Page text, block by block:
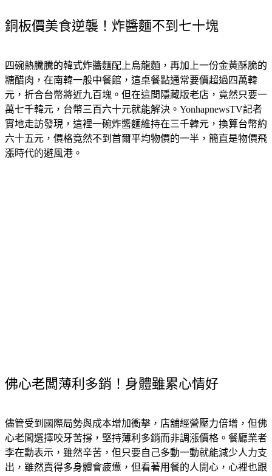
銅板價美食逆襲！炸醬麵不到七十塊
四碗熱騰騰的韓式炸醬麵配上烏龍麵，再加上一份金黃酥脆的
糖醋肉，在南韓一般中餐館，這桌餐點通常要價超過四萬韓
元，折合台幣將近九百塊。但在這間隱藏版老店，竟然只要一
萬七千韓元，台幣三百六十元就能解決。YonhapnewsTV記者
實地走訪發現，這裡一碗炸醬麵維持在三千韓元，換算台幣約
六十五元，價格竟然不到首爾平均物價的一半，簡直是物價飛
漲時代的避風港。
佛心老闆薄利多銷！身體雖累心情好
儘管受到國際局勢與成本增加衝擊，店舖經營壓力倍增，但佛
心老闆選擇咬牙苦撐，堅持薄利多銷而非調漲價格。餐廳業者
李在勳表示，雖然辛苦，但只要自己多動一動就能減少人力支
出，雖然賣得多身體會疲憊，但看著用餐的人開心，心裡也跟